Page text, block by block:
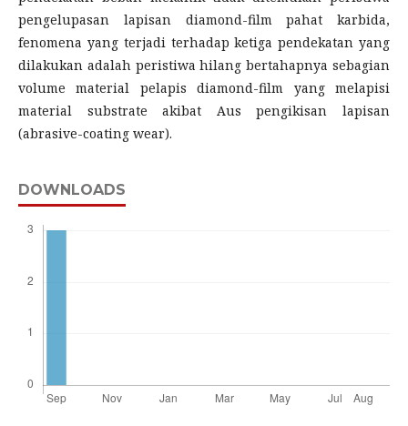
pengelupasan lapisan diamond-film pahat karbida,
fenomena yang terjadi terhadap ketiga pendekatan yang
dilakukan adalah peristiwa hilang bertahapnya sebagian
volume material pelapis diamond-film yang melapisi
material substrate akibat Aus pengikisan lapisan
(abrasive-coating wear).
DOWNLOADS